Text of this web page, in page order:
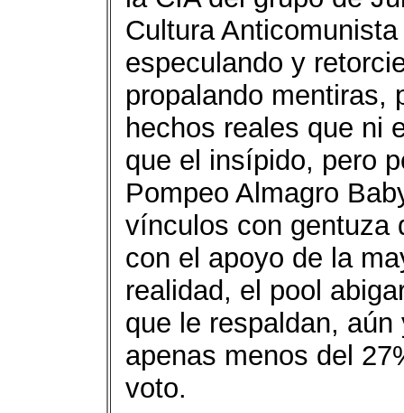
Cultura
especulando y
propalando mentiras,
hechos reales que ni
que el insípido, pero
Pompeo Almagro
vínculos con gentuza
con el apoyo de la
realidad, el pool
que le respaldan,
apenas menos del
voto.